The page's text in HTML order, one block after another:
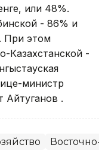
или 48%.
- 86% и
При этом
Казахстанской -
министр
Айтуганов .
Восточно-